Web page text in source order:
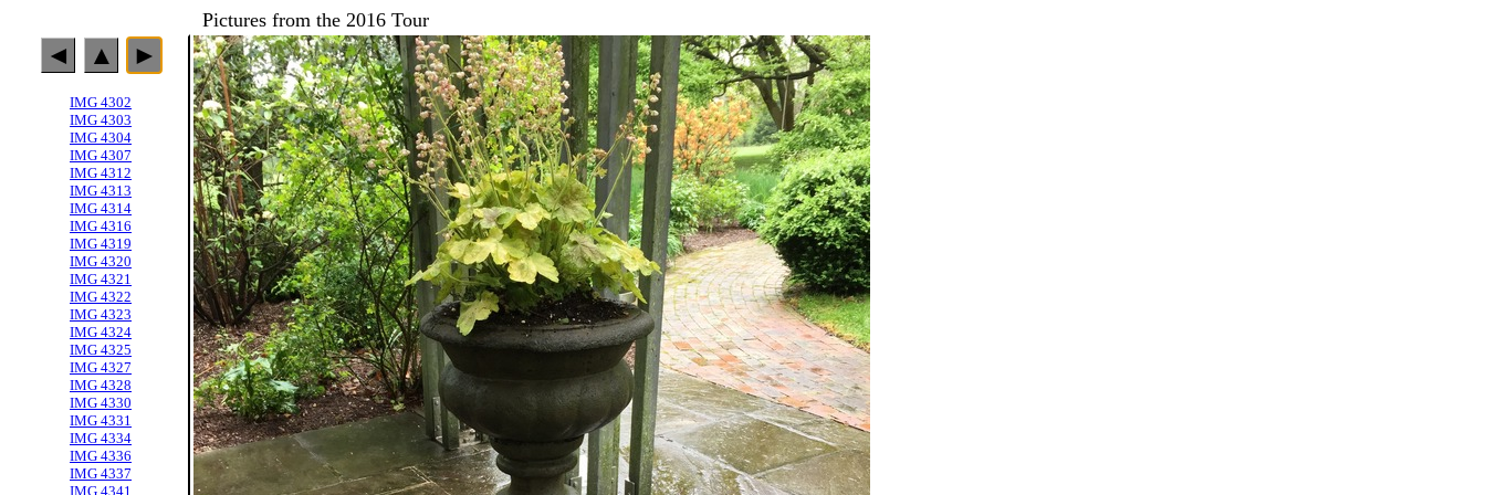
Pictures from the 2016 Tour
◄ ▲ ►
IMG 4302
IMG 4303
IMG 4304
IMG 4307
IMG 4312
IMG 4313
IMG 4314
IMG 4316
IMG 4319
IMG 4320
IMG 4321
IMG 4322
IMG 4323
IMG 4324
IMG 4325
IMG 4327
IMG 4328
IMG 4330
IMG 4331
IMG 4334
IMG 4336
IMG 4337
IMG 4341